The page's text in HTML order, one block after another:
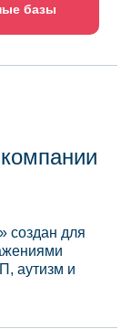
базы
создан для
аутизм и